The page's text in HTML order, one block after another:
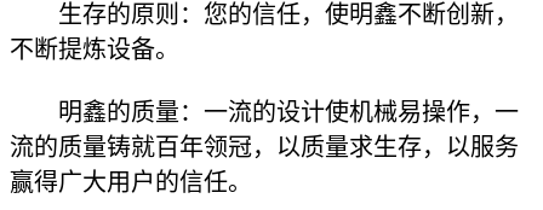
生存的原则：您的信任，使明鑫不断创新，
不断提炼设备。
明鑫的质量：一流的设计使机械易操作，一
流的质量铸就百年领冠，以质量求生存，以服务
赢得广大用户的信任。